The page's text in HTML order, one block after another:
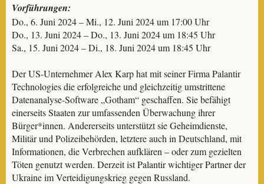
Vorführungen:
Do., 6. Juni 2024 – Mi., 12. Juni 2024 um 17:00 Uhr
Do., 13. Juni 2024 – Do., 13. Juni 2024 um 18:45 Uhr
Sa., 15. Juni 2024 – Di., 18. Juni 2024 um 18:45 Uhr
Der US-Unternehmer Alex Karp hat mit seiner Firma Palantir
Technologies die erfolgreiche und gleichzeitig umstrittene
Datenanalyse-Software „Gotham“ geschaffen. Sie befähigt
einerseits Staaten zur umfassenden Überwachung ihrer
Bürger*innen. Andererseits unterstützt sie Geheimdienste,
Militär und Polizeibehörden, letztere auch in Deutschland, mit
Informationen, die Verbrechen aufklären – oder zum gezielten
Töten genutzt werden. Derzeit ist Palantir wichtiger Partner der
Ukraine im Verteidigungskrieg gegen Russland.